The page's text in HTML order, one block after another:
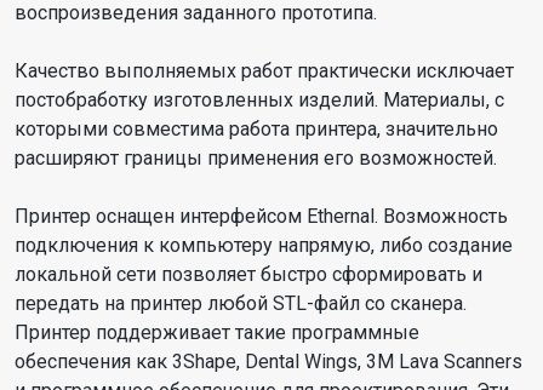
воспроизведения заданного прототипа.
Качество выполняемых работ практически исключает
постобработку изготовленных изделий. Материалы, с
которыми совместима работа принтера, значительно
расширяют границы применения его возможностей.
Принтер оснащен интерфейсом Ethernal. Возможность
подключения к компьютеру напрямую, либо создание
локальной сети позволяет быстро сформировать и
передать на принтер любой STL-файл со сканера.
Принтер поддерживает такие программные
обеспечения как 3Shape, Dental Wings, 3M Lava Scanners